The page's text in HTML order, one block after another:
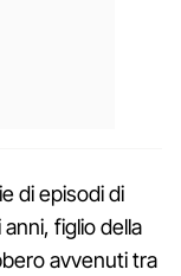
di episodi di
figlio della
avvenuti tra